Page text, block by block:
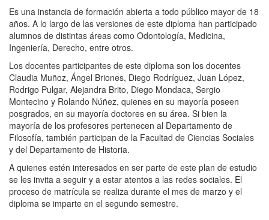
Es una instancia de formación abierta a todo público mayor de 18
años. A lo largo de las versiones de este diploma han participado
alumnos de distintas áreas como Odontología, Medicina,
Ingeniería, Derecho, entre otros.
Los docentes participantes de este diploma son los docentes
Claudia Muñoz, Ángel Briones, Diego Rodríguez, Juan López,
Rodrigo Pulgar, Alejandra Brito, Diego Mondaca, Sergio
Montecino y Rolando Núñez, quienes en su mayoría poseen
posgrados, en su mayoría doctores en su área. Si bien la
mayoría de los profesores pertenecen al Departamento de
Filosofía, también participan de la Facultad de Ciencias Sociales
y del Departamento de Historia.
A quienes estén interesados en ser parte de este plan de estudio
se les invita a seguir y a estar atentos a las redes sociales. El
proceso de matrícula se realiza durante el mes de marzo y el
diploma se imparte en el segundo semestre.